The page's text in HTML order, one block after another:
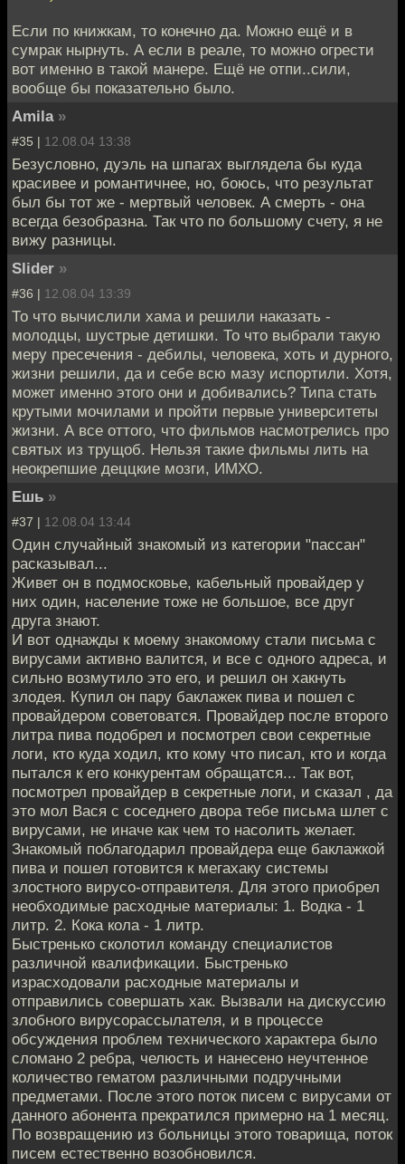
Если по книжкам, то конечно да. Можно ещё и в
сумрак нырнуть. А если в реале, то можно огрести
вот именно в такой манере. Ещё не отпи..сили,
вообще бы показательно было.
Amila »
#35 | 12.08.04 13:38
Безусловно, дуэль на шпагах выглядела бы куда
красивее и романтичнее, но, боюсь, что результат
был бы тот же - мертвый человек. А смерть - она
всегда безобразна. Так что по большому счету, я не
вижу разницы.
Slider »
#36 | 12.08.04 13:39
То что вычислили хама и решили наказать -
молодцы, шустрые детишки. То что выбрали такую
меру пресечения - дебилы, человека, хоть и дурного,
жизни решили, да и себе всю мазу испортили. Хотя,
может именно этого они и добивались? Типа стать
крутыми мочилами и пройти первые университеты
жизни. А все оттого, что фильмов насмотрелись про
святых из трущоб. Нельзя такие фильмы лить на
неокрепшие деццкие мозги, ИМХО.
Ешь »
#37 | 12.08.04 13:44
Один случайный знакомый из категории "пассан"
расказывал...
Живет он в подмосковье, кабельный провайдер у
них один, население тоже не большое, все друг
друга знают.
И вот однажды к моему знакомому стали письма с
вирусами активно валится, и все с одного адреса, и
сильно возмутило это его, и решил он хакнуть
злодея. Купил он пару баклажек пива и пошел с
провайдером советоватся. Провайдер после второго
литра пива подобрел и посмотрел свои секретные
логи, кто куда ходил, кто кому что писал, кто и когда
пытался к его конкурентам обращатся... Так вот,
посмотрел провайдер в секретные логи, и сказал , да
это мол Вася с соседнего двора тебе письма шлет с
вирусами, не иначе как чем то насолить желает.
Знакомый поблагодарил провайдера еще баклажкой
пива и пошел готовится к мегахаку системы
злостного вирусо-отправителя. Для этого приобрел
необходимые расходные материалы: 1. Водка - 1
литр. 2. Кока кола - 1 литр.
Быстренько сколотил команду специалистов
различной квалификации. Быстренько
израсходовали расходные материалы и
отправились совершать хак. Вызвали на дискуссию
злобного вирусорассылателя, и в процессе
обсуждения проблем технического характера было
сломано 2 ребра, челюсть и нанесено неучтенное
количество гематом различными подручными
предметами. После этого поток писем с вирусами от
данного абонента прекратился примерно на 1 месяц.
По возвращению из больницы этого товарища, поток
писем естественно возобновился.